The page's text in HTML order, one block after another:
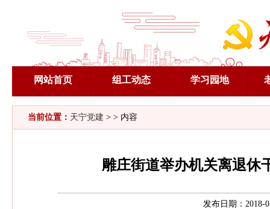
网站首页 组工动态 学习园地
当前位置： 天宁党建 > > 内容
雕庄街道举办机关离退休
发布日期：2018-